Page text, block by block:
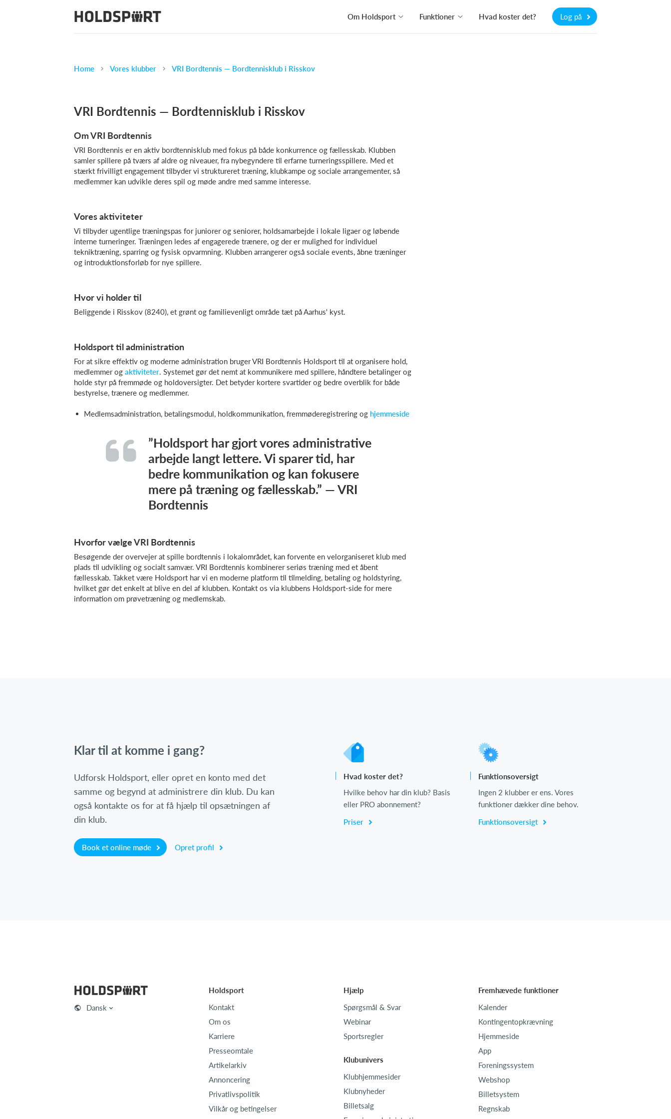
Om Holdsport Funktioner Hvad koster det? Log på
Home Vores klubber VRI Bordtennis — Bordtennisklub i Risskov
VRI Bordtennis — Bordtennisklub i Risskov
Om VRI Bordtennis
VRI Bordtennis er en aktiv bordtennisklub med fokus på både konkurrence og fællesskab. Klubben
samler spillere på tværs af aldre og niveauer, fra nybegyndere til erfarne turneringsspillere. Med et
stærkt frivilligt engagement tilbyder vi struktureret træning, klubkampe og sociale arrangementer, så
medlemmer kan udvikle deres spil og møde andre med samme interesse.
Vores aktiviteter
Vi tilbyder ugentlige træningspas for juniorer og seniorer, holdsamarbejde i lokale ligaer og løbende
interne turneringer. Træningen ledes af engagerede trænere, og der er mulighed for individuel
tekniktræning, sparring og fysisk opvarmning. Klubben arrangerer også sociale events, åbne træninger
og introduktionsforløb for nye spillere.
Hvor vi holder til
Beliggende i Risskov (8240), et grønt og familievenligt område tæt på Aarhus' kyst.
Holdsport til administration
For at sikre effektiv og moderne administration bruger VRI Bordtennis Holdsport til at organisere hold,
medlemmer og aktiviteter. Systemet gør det nemt at kommunikere med spillere, håndtere betalinger og
holde styr på fremmøde og holdoversigter. Det betyder kortere svartider og bedre overblik for både
bestyrelse, trænere og medlemmer.
Medlemsadministration, betalingsmodul, holdkommunikation, fremmøderegistrering og hjemmeside
”Holdsport har gjort vores administrative
arbejde langt lettere. Vi sparer tid, har
bedre kommunikation og kan fokusere
mere på træning og fællesskab.” — VRI
Bordtennis
Hvorfor vælge VRI Bordtennis
Besøgende der overvejer at spille bordtennis i lokalområdet, kan forvente en velorganiseret klub med
plads til udvikling og socialt samvær. VRI Bordtennis kombinerer seriøs træning med et åbent
fællesskab. Takket være Holdsport har vi en moderne platform til tilmelding, betaling og holdstyring,
hvilket gør det enkelt at blive en del af klubben. Kontakt os via klubbens Holdsport-side for mere
information om prøvetræning og medlemskab.
Klar til at komme i gang?
Udforsk Holdsport, eller opret en konto med det
samme og begynd at administrere din klub. Du kan
også kontakte os for at få hjælp til opsætningen af
din klub.
Book et online møde Opret profil
Hvad koster det?
Hvilke behov har din klub? Basis
eller PRO abonnement?
Priser
Funktionsoversigt
Ingen 2 klubber er ens. Vores
funktioner dækker dine behov.
Funktionsoversigt
Dansk
Holdsport
Kontakt
Om os
Karriere
Presseomtale
Artikelarkiv
Annoncering
Privatlivspolitik
Vilkår og betingelser
Hjælp
Spørgsmål & Svar
Webinar
Sportsregler
Klubunivers
Klubhjemmesider
Klubnyheder
Billetsalg
Fremhævede funktioner
Kalender
Kontingentopkrævning
Hjemmeside
App
Foreningssystem
Webshop
Billetsystem
Regnskab